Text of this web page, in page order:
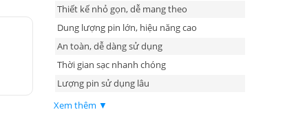
Thiết kế nhỏ gọn, dễ mang theo
Dung lượng pin lớn, hiệu năng cao
An toàn, dễ dàng sử dụng
Thời gian sạc nhanh chóng
Lượng pin sử dụng lâu
Xem thêm ▼